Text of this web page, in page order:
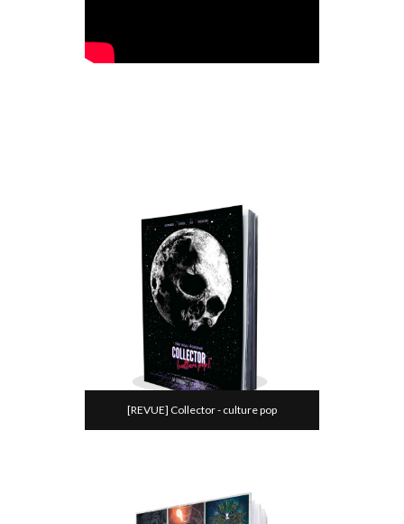
[REVUE] Collector - culture pop